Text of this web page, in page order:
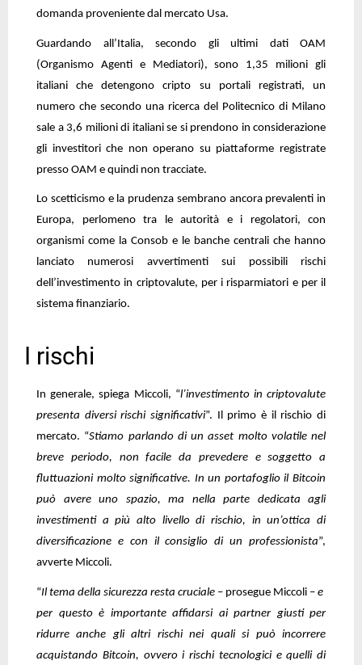
domanda proveniente dal mercato Usa.
Guardando all’Italia, secondo gli ultimi dati OAM
(Organismo Agenti e Mediatori), sono 1,35 milioni gli
italiani che detengono cripto su portali registrati, un
numero che secondo una ricerca del Politecnico di Milano
sale a 3,6 milioni di italiani se si prendono in considerazione
gli investitori che non operano su piattaforme registrate
presso OAM e quindi non tracciate.
Lo scetticismo e la prudenza sembrano ancora prevalenti in
Europa, perlomeno tra le autorità e i regolatori, con
organismi come la Consob e le banche centrali che hanno
lanciato numerosi avvertimenti sui possibili rischi
dell’investimento in criptovalute, per i risparmiatori e per il
sistema finanziario.
I rischi
In generale, spiega Miccoli, “l’investimento in criptovalute
presenta diversi rischi significativi”. Il primo è il rischio di
mercato. “Stiamo parlando di un asset molto volatile nel
breve periodo, non facile da prevedere e soggetto a
fluttuazioni molto significative. In un portafoglio il Bitcoin
può avere uno spazio, ma nella parte dedicata agli
investimenti a più alto livello di rischio, in un’ottica di
diversificazione e con il consiglio di un professionista”,
avverte Miccoli.
“Il tema della sicurezza resta cruciale – prosegue Miccoli – e
per questo è importante affidarsi ai partner giusti per
ridurre anche gli altri rischi nei quali si può incorrere
acquistando Bitcoin, ovvero i rischi tecnologici e quelli di